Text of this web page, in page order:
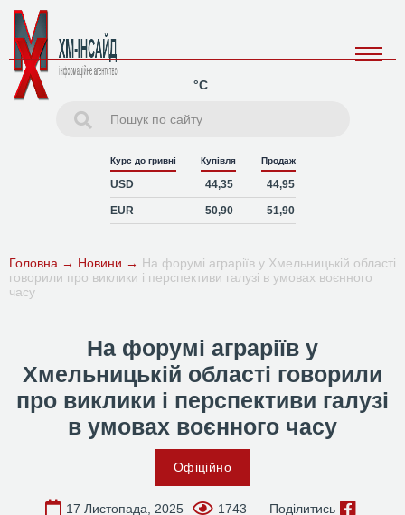
°C
Курс до гривні Купівля Продаж
USD 44,35 44,95
EUR 50,90 51,90
Головна → Новини → На форумі аграріїв у Хмельницькій області
говорили про виклики і перспективи галузі в умовах воєнного
часу
На форумі аграріїв у
Хмельницькій області говорили
про виклики і перспективи галузі
в умовах воєнного часу
Офіційно
17 Листопада, 2025 1743 Поділитись